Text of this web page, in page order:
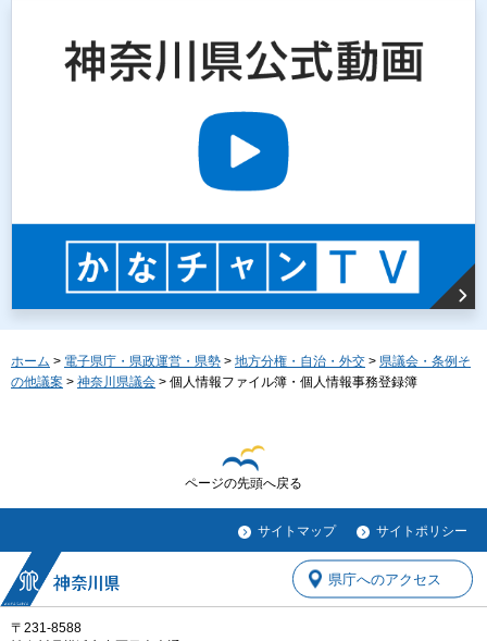
ホーム > 電子県庁・県政運営・県勢 > 地方分権・自治・外交 > 県議会・条例そ
の他議案 > 神奈川県議会 > 個人情報ファイル簿・個人情報事務登録簿
ページの先頭へ戻る
サイトマップ サイトポリシー
〒231-8588
県庁へのアクセス